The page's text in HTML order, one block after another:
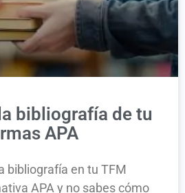
bibliografía de tu
APA
bibliografía en tu TFM
APA y no sabes cómo